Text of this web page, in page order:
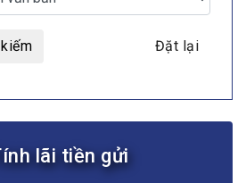
Đặt lại
lãi tiền gửi